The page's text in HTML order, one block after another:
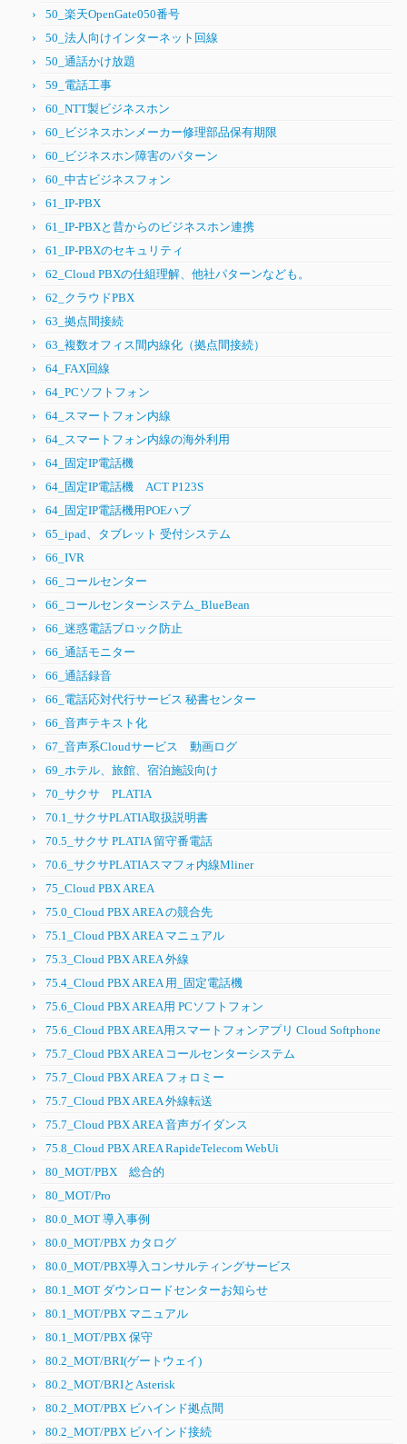
50_楽天OpenGate050番号
50_法人向けインターネット回線
50_通話かけ放題
59_電話工事
60_NTT製ビジネスホン
60_ビジネスホンメーカー修理部品保有期限
60_ビジネスホン障害のパターン
60_中古ビジネスフォン
61_IP-PBX
61_IP-PBXと昔からのビジネスホン連携
61_IP-PBXのセキュリティ
62_Cloud PBXの仕組理解、他社パターンなども。
62_クラウドPBX
63_拠点間接続
63_複数オフィス間内線化（拠点間接続）
64_FAX回線
64_PCソフトフォン
64_スマートフォン内線
64_スマートフォン内線の海外利用
64_固定IP電話機
64_固定IP電話機 ACT P123S
64_固定IP電話機用POEハブ
65_ipad、タブレット 受付システム
66_IVR
66_コールセンター
66_コールセンターシステム_BlueBean
66_迷惑電話ブロック防止
66_通話モニター
66_通話録音
66_電話応対代行サービス 秘書センター
66_音声テキスト化
67_音声系Cloudサービス 動画ログ
69_ホテル、旅館、宿泊施設向け
70_サクサ PLATIA
70.1_サクサPLATIA取扱説明書
70.5_サクサ PLATIA 留守番電話
70.6_サクサPLATIAスマフォ内線Mliner
75_Cloud PBX AREA
75.0_Cloud PBX AREA の競合先
75.1_Cloud PBX AREA マニュアル
75.3_Cloud PBX AREA 外線
75.4_Cloud PBX AREA 用_固定電話機
75.6_Cloud PBX AREA用 PCソフトフォン
75.6_Cloud PBX AREA用スマートフォンアプリ Cloud Softphone
75.7_Cloud PBX AREA コールセンターシステム
75.7_Cloud PBX AREA フォロミー
75.7_Cloud PBX AREA 外線転送
75.7_Cloud PBX AREA 音声ガイダンス
75.8_Cloud PBX AREA RapideTelecom WebUi
80_MOT/PBX 総合的
80_MOT/Pro
80.0_MOT 導入事例
80.0_MOT/PBX カタログ
80.0_MOT/PBX導入コンサルティングサービス
80.1_MOT ダウンロードセンターお知らせ
80.1_MOT/PBX マニュアル
80.1_MOT/PBX 保守
80.2_MOT/BRI(ゲートウェイ)
80.2_MOT/BRIとAsterisk
80.2_MOT/PBX ビハインド拠点間
80.2_MOT/PBX ビハインド接続